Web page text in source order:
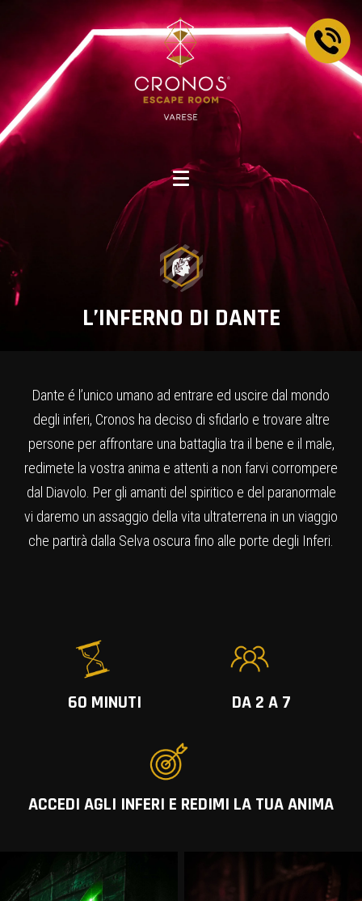
L’INFERNO DI DANTE
Dante é l’unico umano ad entrare ed uscire dal mondo
degli inferi, Cronos ha deciso di sfidarlo e trovare altre
persone per affrontare una battaglia tra il bene e il male,
redimete la vostra anima e attenti a non farvi corrompere
dal Diavolo. Per gli amanti del spiritico e del paranormale
vi daremo un assaggio della vita ultraterrena in un viaggio
che partirà dalla Selva oscura fino alle porte degli Inferi.
60 MINUTI DA 2 A 7
ACCEDI AGLI INFERI E REDIMI LA TUA ANIMA